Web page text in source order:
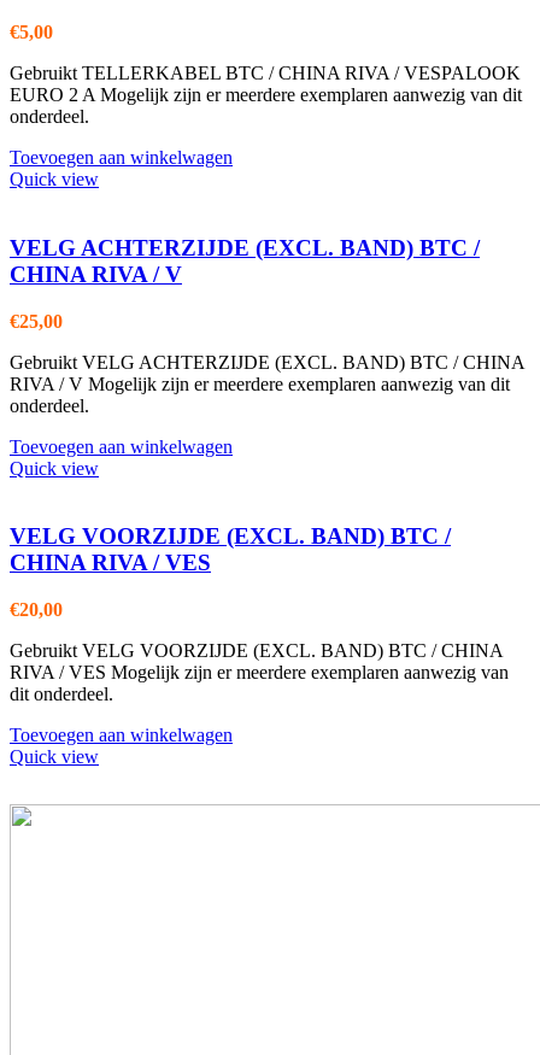
€5,00
Gebruikt TELLERKABEL BTC / CHINA RIVA / VESPALOOK
EURO 2 A Mogelijk zijn er meerdere exemplaren aanwezig van dit
onderdeel.
Toevoegen aan winkelwagen
Quick view
VELG ACHTERZIJDE (EXCL. BAND) BTC /
CHINA RIVA / V
€25,00
Gebruikt VELG ACHTERZIJDE (EXCL. BAND) BTC / CHINA
RIVA / V Mogelijk zijn er meerdere exemplaren aanwezig van dit
onderdeel.
Toevoegen aan winkelwagen
Quick view
VELG VOORZIJDE (EXCL. BAND) BTC /
CHINA RIVA / VES
€20,00
Gebruikt VELG VOORZIJDE (EXCL. BAND) BTC / CHINA
RIVA / VES Mogelijk zijn er meerdere exemplaren aanwezig van
dit onderdeel.
Toevoegen aan winkelwagen
Quick view